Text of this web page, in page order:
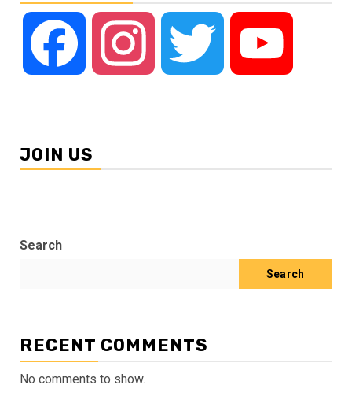
Facebook Instagram Twitter
JOIN US
Search
Search
RECENT COMMENTS
No comments to show.